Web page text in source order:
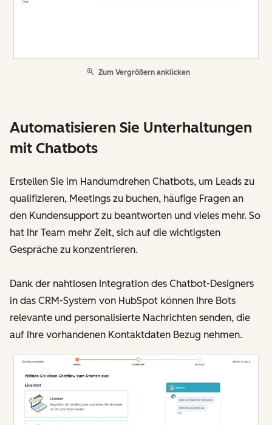
Zum Vergrößern anklicken
Automatisieren Sie Unterhaltungen
mit Chatbots
Erstellen Sie im Handumdrehen Chatbots, um Leads zu
qualifizieren, Meetings zu buchen, häufige Fragen an
den Kundensupport zu beantworten und vieles mehr. So
hat Ihr Team mehr Zeit, sich auf die wichtigsten
Gespräche zu konzentrieren.
Dank der nahtlosen Integration des Chatbot-Designers
in das CRM-System von HubSpot können Ihre Bots
relevante und personalisierte Nachrichten senden, die
auf Ihre vorhandenen Kontaktdaten Bezug nehmen.